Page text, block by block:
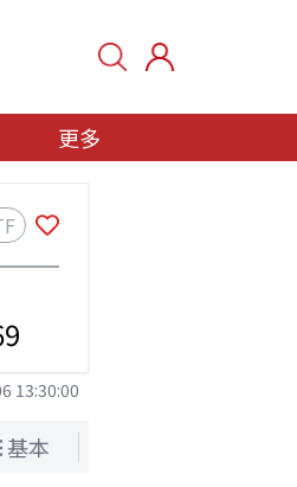
更多
13:30:00
基本